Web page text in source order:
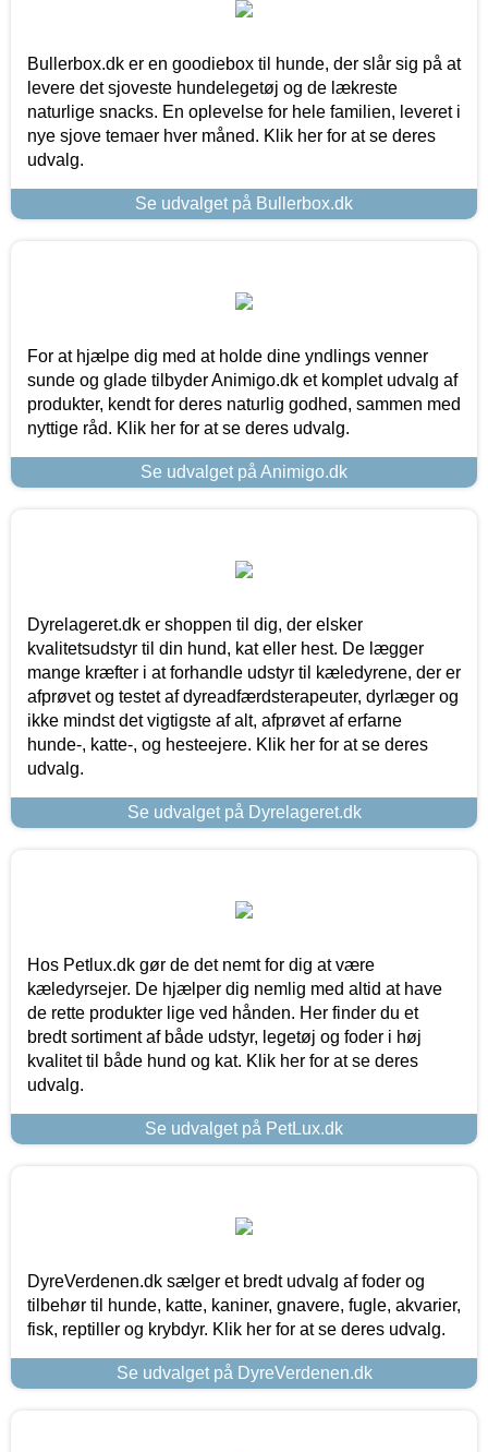
Bullerbox.dk er en goodiebox til hunde, der slår sig på at
levere det sjoveste hundelegetøj og de lækreste
naturlige snacks. En oplevelse for hele familien, leveret i
nye sjove temaer hver måned. Klik her for at se deres
udvalg.
Se udvalget på Bullerbox.dk
For at hjælpe dig med at holde dine yndlings venner
sunde og glade tilbyder Animigo.dk et komplet udvalg af
produkter, kendt for deres naturlig godhed, sammen med
nyttige råd. Klik her for at se deres udvalg.
Se udvalget på Animigo.dk
Dyrelageret.dk er shoppen til dig, der elsker
kvalitetsudstyr til din hund, kat eller hest. De lægger
mange kræfter i at forhandle udstyr til kæledyrene, der er
afprøvet og testet af dyreadfærdsterapeuter, dyrlæger og
ikke mindst det vigtigste af alt, afprøvet af erfarne
hunde-, katte-, og hesteejere. Klik her for at se deres
udvalg.
Se udvalget på Dyrelageret.dk
Hos Petlux.dk gør de det nemt for dig at være
kæledyrsejer. De hjælper dig nemlig med altid at have
de rette produkter lige ved hånden. Her finder du et
bredt sortiment af både udstyr, legetøj og foder i høj
kvalitet til både hund og kat. Klik her for at se deres
udvalg.
Se udvalget på PetLux.dk
DyreVerdenen.dk sælger et bredt udvalg af foder og
tilbehør til hunde, katte, kaniner, gnavere, fugle, akvarier,
fisk, reptiller og krybdyr. Klik her for at se deres udvalg.
Se udvalget på DyreVerdenen.dk